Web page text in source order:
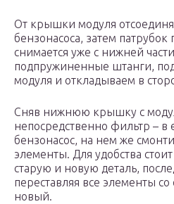
От крышки модуля
бензонасоса, затем патрубок
снимается уже с нижней
подпружиненные штанги,
модуля и откладываем в
Сняв нижнюю крышку с
непосредственно фильтр – в
бензонасос, на нем же
элементы. Для удобства
старую и новую деталь,
переставляя все элементы со
новый.